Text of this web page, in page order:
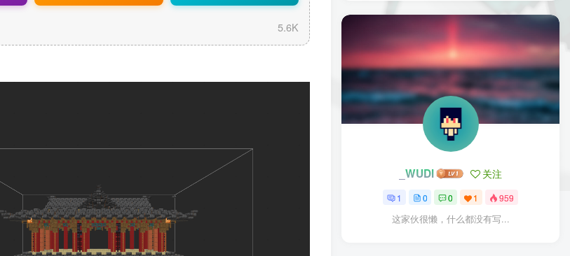
5.6K
_WUDI 关注
1 0 0 1 959
这家伙很懒，什么都没有写...